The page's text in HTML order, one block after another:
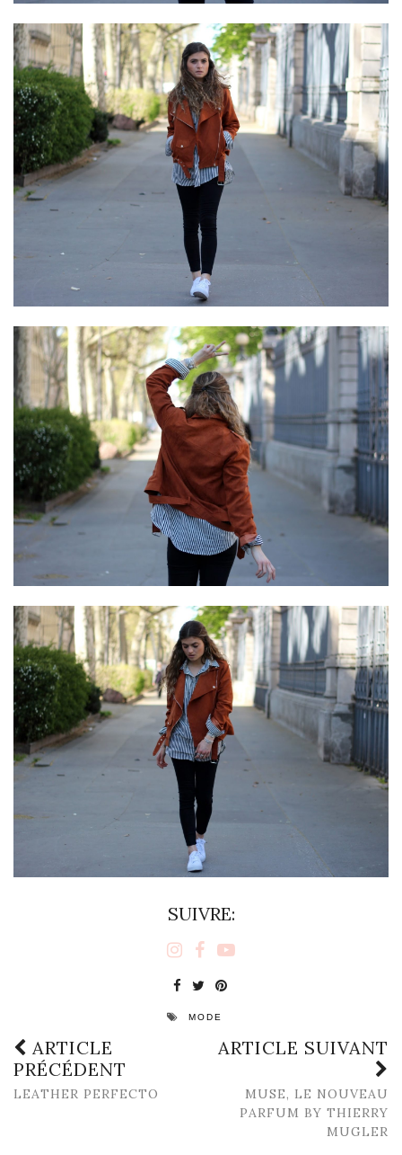
SUIVRE:
MODE
ARTICLE
PRÉCÉDENT
LEATHER PERFECTO
ARTICLE SUIVANT
MUSE, LE NOUVEAU
PARFUM BY THIERRY
MUGLER